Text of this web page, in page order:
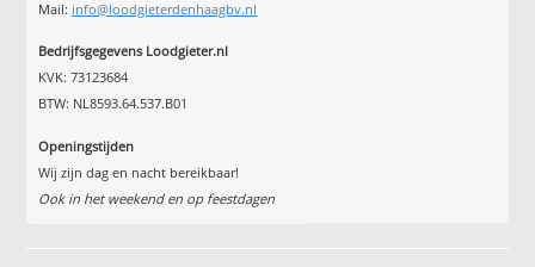
Mail: info@loodgieterdenhaagbv.nl
Bedrijfsgegevens Loodgieter.nl
KVK: 73123684
BTW: NL8593.64.537.B01
Openingstijden
Wij zijn dag en nacht bereikbaar!
Ook in het weekend en op feestdagen